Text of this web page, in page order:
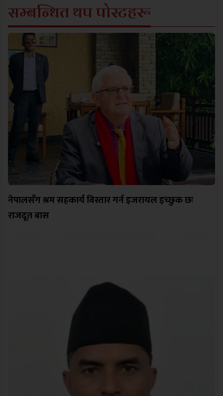
सम्बन्धित थप पोस्टहरू
नेपालसँग श्रम सहकार्य विस्तार गर्न इजरायल इच्छुक छः
राजदूत बास